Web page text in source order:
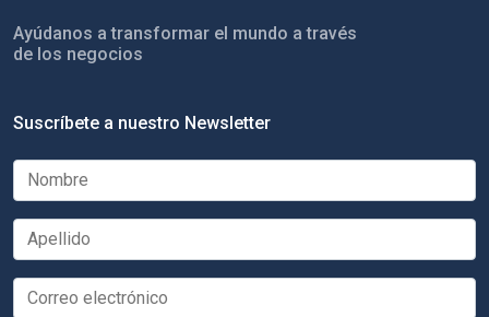
Ayúdanos a transformar el mundo a través
de los negocios
Suscríbete a nuestro Newsletter